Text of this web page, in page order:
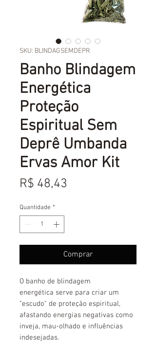
SKU: BLINDAGSEMDEPR
Banho Blindagem
Energética
Proteção
Espiritual Sem
Deprê Umbanda
Ervas Amor Kit
R$ 48,43
Quantidade *
Comprar
O banho de blindagem
energética serve para criar um
"escudo" de proteção espiritual,
afastando energias negativas como
inveja, mau-olhado e influências
indesejadas.